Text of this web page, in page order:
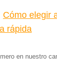
Cómo elegir
rápida
en nuestro